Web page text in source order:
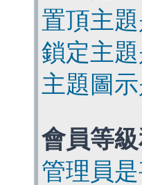
置頂主
鎖定主
主題圖
會員等
管理員是